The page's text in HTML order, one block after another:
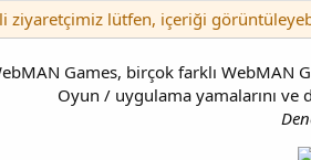
ziyaretçimiz lütfen, içeriği
Games, birçok farklı WebMAN
Oyun / uygulama yamalarını ve